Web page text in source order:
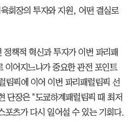
회장의 투자와 지원, 어떤 결실로
정책적 혁신과 투자가 이번 파리패
이어지느냐가 중요한 관전 포인트
림픽에 이어 이번 파리패럴림픽 선
단장은 "도쿄하계패럴림픽 때 최저
포츠가 다시 일어설 수 있는 기회다.